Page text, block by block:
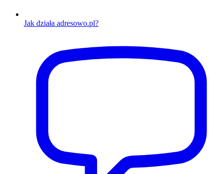
Jak działa adresowo.pl?